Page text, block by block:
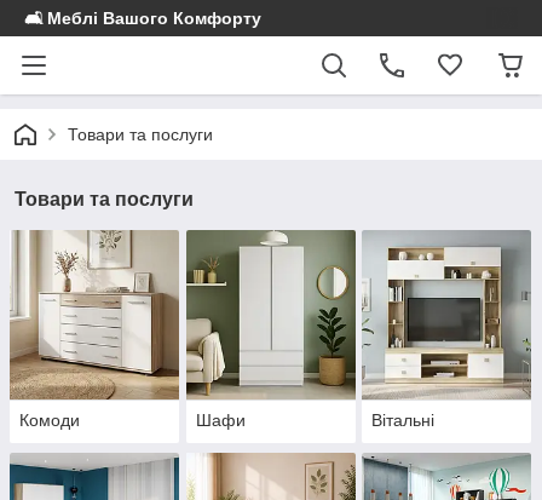
🛋️ Меблі Вашого Комфорту
Товари та послуги
Товари та послуги
Комоди Шафи Вітальні